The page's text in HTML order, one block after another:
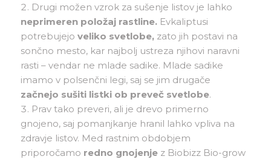
Drugi možen vzrok za sušenje listov je lahko
neprimeren položaj rastline.Evkaliptusi
potrebujejo veliko svetlobe,zato jih postavi na
sončno mesto, kar najbolj ustreza njihovi naravni
rasti – vendar ne mlade sadike. Mlade sadike
imamo v polsenčni legi, saj se jim drugače
začnejo sušiti listki ob preveč svetlobe.
Prav tako preveri, ali je drevo primerno
gnojeno, saj pomanjkanje hranil lahko vpliva na
zdravje listov. Med rastnim obdobjem
priporočamo redno gnojenjez Biobizz Bio-grow